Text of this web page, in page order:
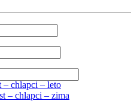
– chlapci – leto
– chlapci – zima